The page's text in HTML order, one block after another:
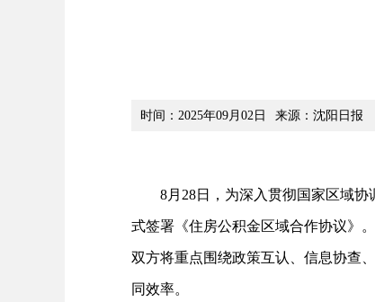
时间：2025年09月02日 来源：沈阳日报
8月28日，为深入贯彻国家区域协
式签署《住房公积金区域合作协议》
双方将重点围绕政策互认、信息协查
同效率。